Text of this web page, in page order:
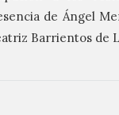
de Ángel
Barrientos de